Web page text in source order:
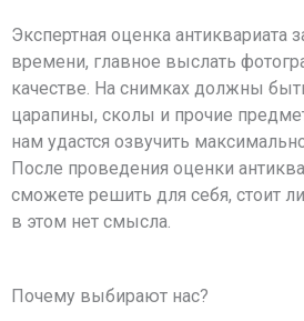
Экспертная оценка антиквариата
времени, главное выслать
качестве. На снимках должны
царапины, сколы и прочие
нам удастся озвучить
После проведения оценки
сможете решить для себя, стоит
в этом нет смысла.
Почему выбирают нас?